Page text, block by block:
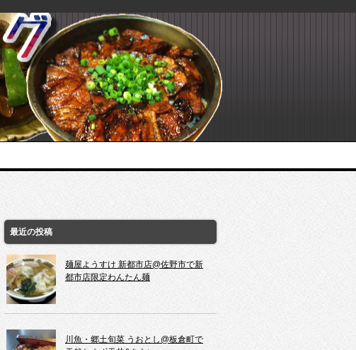
最近の投稿
麺屋ようすけ 新都市店@佐野市で新
都市店限定わんたん麺
川魚・郷土旬菜 うおとし@板倉町で